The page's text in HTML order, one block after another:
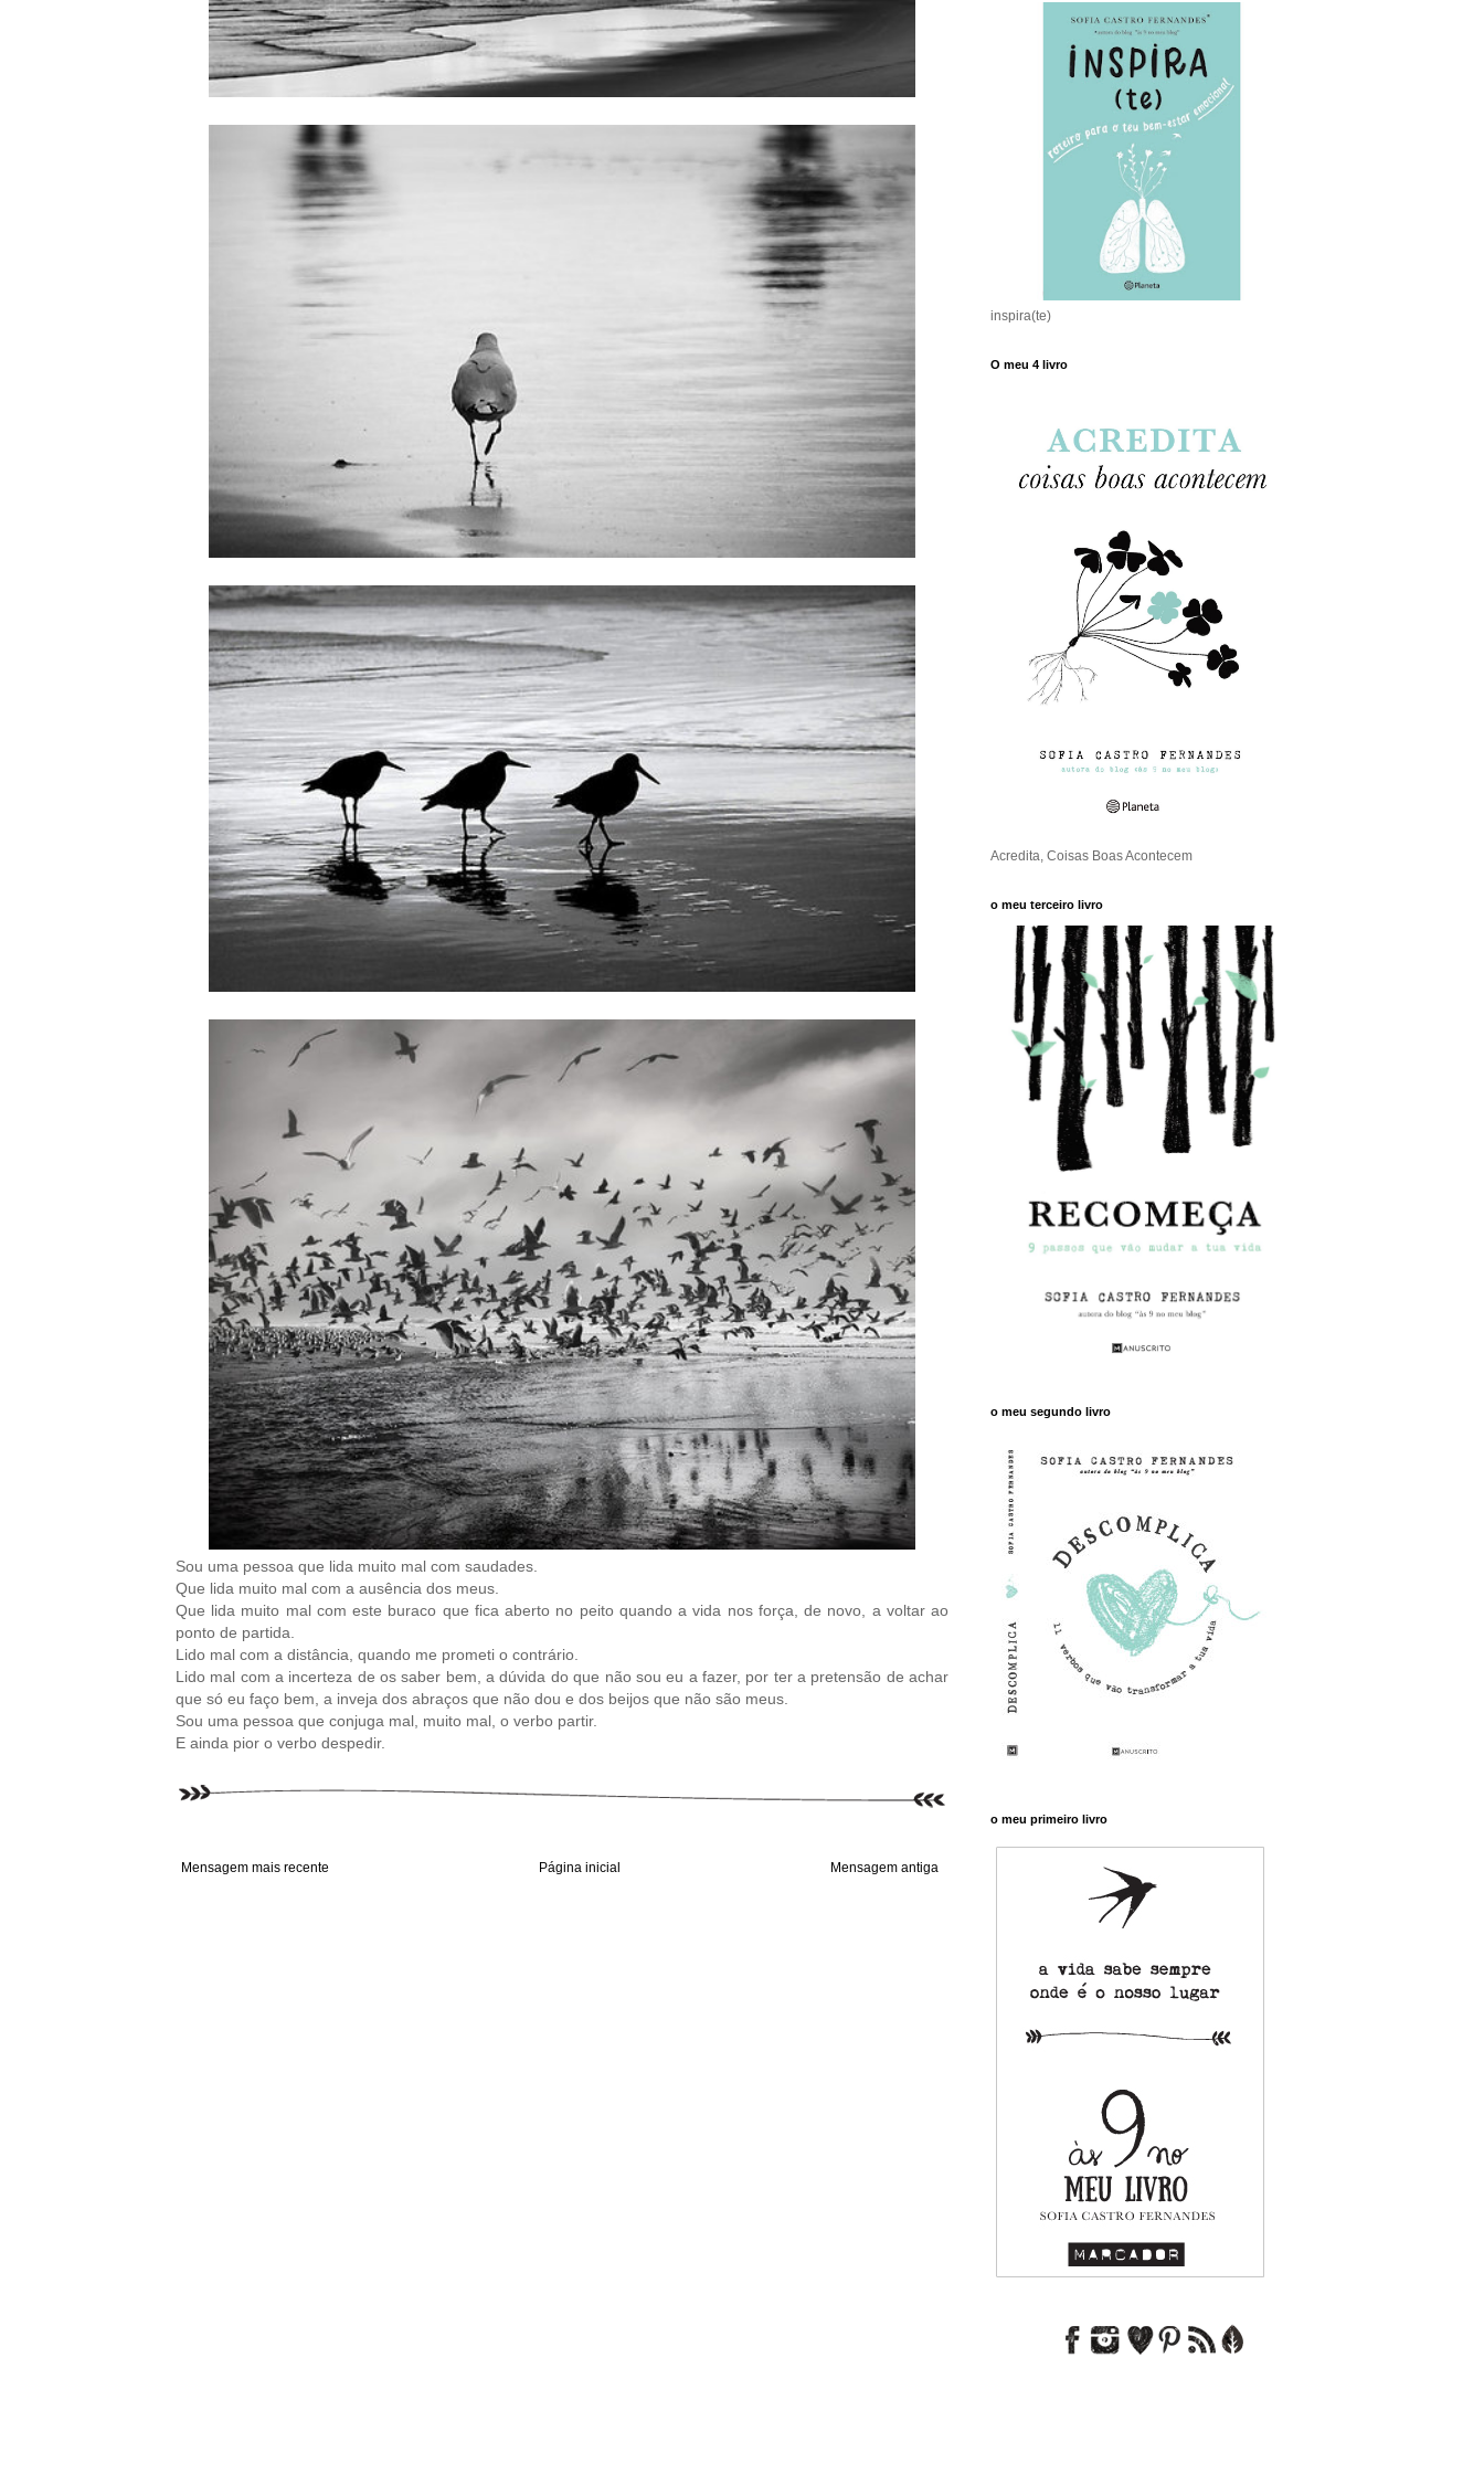
Sou uma pessoa que lida muito mal com saudades.
Que lida muito mal com a ausência dos meus.
Que lida muito mal com este buraco que fica aberto no peito quando a vida nos força, de novo, a voltar ao
ponto de partida.
Lido mal com a distância, quando me prometi o contrário.
Lido mal com a incerteza de os saber bem, a dúvida do que não sou eu a fazer, por ter a pretensão de achar
que só eu faço bem, a inveja dos abraços que não dou e dos beijos que não são meus.
Sou uma pessoa que conjuga mal, muito mal, o verbo partir.
E ainda pior o verbo despedir.
Mensagem mais recente Mensagem antiga
Página inicial
inspira(te)
O meu 4 livro
Acredita, Coisas Boas Acontecem
o meu terceiro livro
o meu segundo livro
o meu primeiro livro